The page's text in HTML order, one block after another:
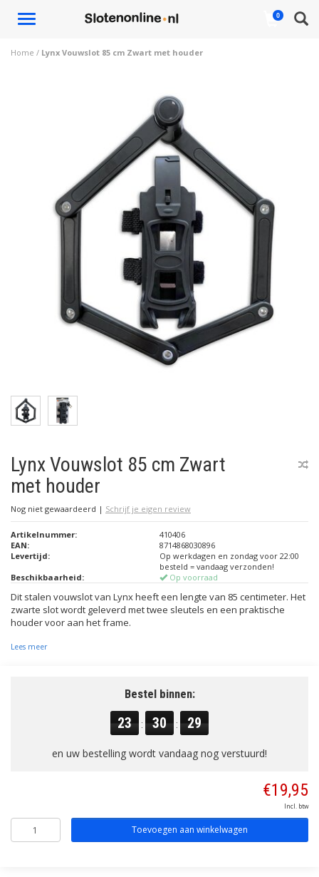
Toggle
0
Home / Lynx Vouwslot 85 cm Zwart met houder
Lynx Vouwslot 85 cm Zwart
met houder
Nog niet gewaardeerd | Schrijf je eigen review
Artikelnummer:
410406
EAN:
8714868030896
Levertijd:
Op werkdagen en zondag voor 22:00
besteld = vandaag verzonden!
Beschikbaarheid:
Op voorraad
Dit stalen vouwslot van Lynx heeft een lengte van 85 centimeter. Het
zwarte slot wordt geleverd met twee sleutels en een praktische
houder voor aan het frame.
Lees meer
Bestel binnen:
23 : 30 : 29
en uw bestelling wordt vandaag nog verstuurd!
€19,95
Incl. btw
Toevoegen aan winkelwagen